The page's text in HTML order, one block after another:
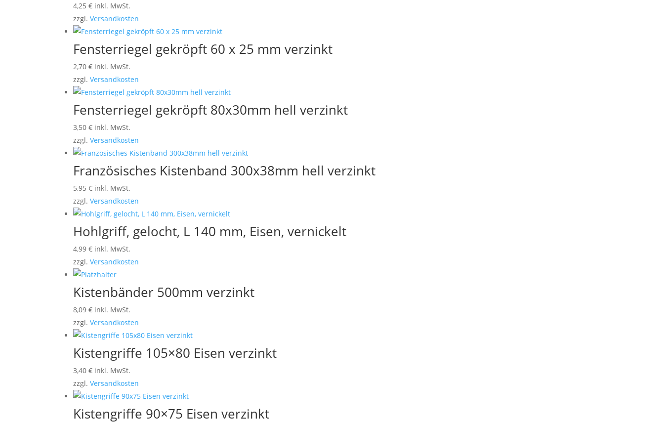
4,25€ inkl. MwSt.
zzgl.Versandkosten
Fensterriegel gekröpft 60 x 25 mm verzinkt
2,70€ inkl. MwSt.
zzgl.Versandkosten
Fensterriegel gekröpft 80x30mm hell verzinkt
3,50€ inkl. MwSt.
zzgl.Versandkosten
Französisches Kistenband 300x38mm hell verzinkt
5,95€ inkl. MwSt.
zzgl.Versandkosten
Hohlgriff, gelocht, L 140 mm, Eisen, vernickelt
4,99€ inkl. MwSt.
zzgl.Versandkosten
Kistenbänder 500mm verzinkt
8,09€ inkl. MwSt.
zzgl.Versandkosten
Kistengriffe 105×80 Eisen verzinkt
3,40€ inkl. MwSt.
zzgl.Versandkosten
Kistengriffe 90×75 Eisen verzinkt